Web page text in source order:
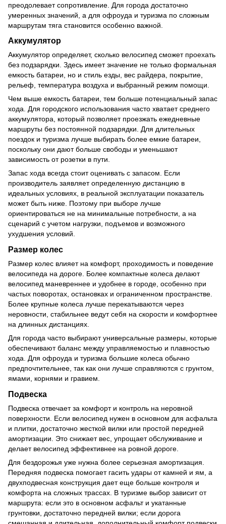
преодолевает сопротивление. Для города достаточно
умеренных значений, а для офроуда и туризма по сложным
маршрутам тяга становится особенно важной.
Аккумулятор
Аккумулятор определяет, сколько велосипед сможет проехать
без подзарядки. Здесь имеет значение не только формальная
емкость батареи, но и стиль езды, вес райдера, покрытие,
рельеф, температура воздуха и выбранный режим помощи.
Чем выше емкость батареи, тем больше потенциальный запас
хода. Для городского использования часто хватает среднего
аккумулятора, который позволяет проезжать ежедневные
маршруты без постоянной подзарядки. Для длительных
поездок и туризма лучше выбирать более емкие батареи,
поскольку они дают больше свободы и уменьшают
зависимость от розетки в пути.
Запас хода всегда стоит оценивать с запасом. Если
производитель заявляет определенную дистанцию в
идеальных условиях, в реальной эксплуатации показатель
может быть ниже. Поэтому при выборе лучше
ориентироваться не на минимальные потребности, а на
сценарий с учетом нагрузки, подъемов и возможного
ухудшения условий.
Размер колес
Размер колес влияет на комфорт, проходимость и поведение
велосипеда на дороге. Более компактные колеса делают
велосипед маневреннее и удобнее в городе, особенно при
частых поворотах, остановках и ограниченном пространстве.
Более крупные колеса лучше перекатываются через
неровности, стабильнее ведут себя на скорости и комфортнее
на длинных дистанциях.
Для города часто выбирают универсальные размеры, которые
обеспечивают баланс между управляемостью и плавностью
хода. Для офроуда и туризма большие колеса обычно
предпочтительнее, так как они лучше справляются с грунтом,
ямами, корнями и гравием.
Подвеска
Подвеска отвечает за комфорт и контроль на неровной
поверхности. Если велосипед нужен в основном для асфальта
и плитки, достаточно жесткой вилки или простой передней
амортизации. Это снижает вес, упрощает обслуживание и
делает велосипед эффективнее на ровной дороге.
Для бездорожья уже нужна более серьезная амортизация.
Передняя подвеска помогает гасить удары от камней и ям, а
двухподвесная конструкция дает еще больше контроля и
комфорта на сложных трассах. В туризме выбор зависит от
маршрута: если это в основном асфальт и укатанные
грунтовки, достаточно передней вилки; если дорога